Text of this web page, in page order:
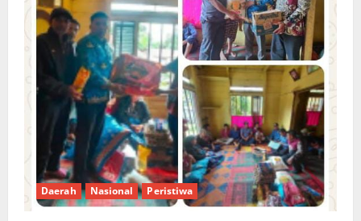
Daerah Nasional Peristiwa